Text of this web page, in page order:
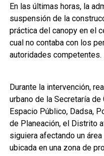
En las últimas horas, la
suspensión de la
práctica del canopy en el
cual no contaba con los
autoridades competentes.
Durante la intervención,
urbano de la Secretaría
Espacio Público, Dadsa,
de Planeación, el Distrito
siguiera afectando un
ubicada en una zona de